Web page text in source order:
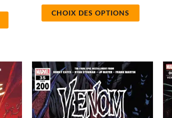
CHOIX DES OPTIONS
Ce
produit
a
plusieurs
Plage
de
prix :
12.50€
à
25.00€
produit
plusieurs